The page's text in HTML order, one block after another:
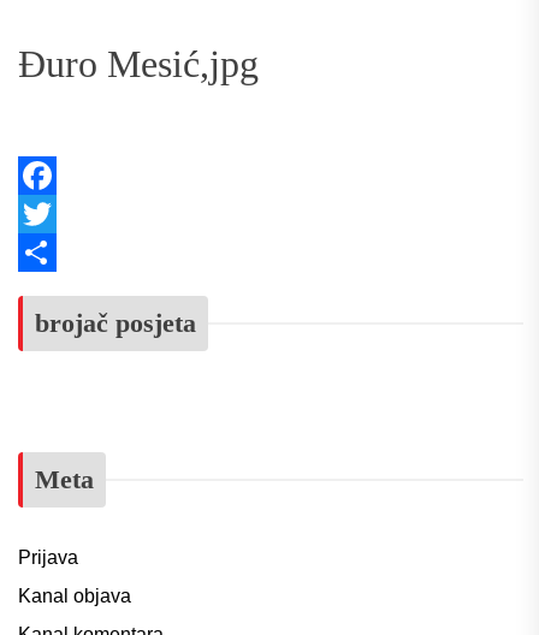
Đuro Mesić,jpg
Facebook
Twitter
brojač posjeta
Meta
Prijava
Kanal objava